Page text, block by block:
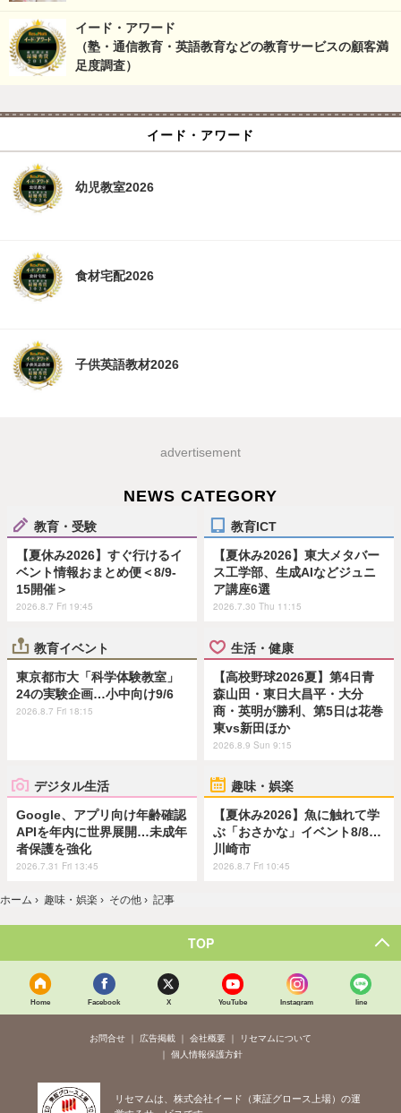
イード・アワード
（塾・通信教育・英語教育などの教育サービスの顧客満
足度調査）
イード・アワード
幼児教室2026
食材宅配2026
子供英語教材2026
advertisement
NEWS CATEGORY
教育・受験
【夏休み2026】すぐ行けるイ
ベント情報おまとめ便＜8/9-
15開催＞
2026.8.7 Fri 19:45
教育ICT
【夏休み2026】東大メタバー
ス工学部、生成AIなどジュニ
ア講座6選
2026.7.30 Thu 11:15
教育イベント
東京都市大「科学体験教室」
24の実験企画…小中向け9/6
2026.8.7 Fri 18:15
生活・健康
【高校野球2026夏】第4日青
森山田・東日大昌平・大分
商・英明が勝利、第5日は花巻
東vs新田ほか
2026.8.9 Sun 9:15
デジタル生活
Google、アプリ向け年齢確認
APIを年内に世界展開…未成年
者保護を強化
2026.7.31 Fri 13:45
趣味・娯楽
【夏休み2026】魚に触れて学
ぶ「おさかな」イベント8/8…
川崎市
2026.8.7 Fri 10:45
ホーム › 趣味・娯楽 › その他 › 記事
TOP
Home Facebook X YouTube Instagram line
お問合せ 広告掲載 会社概要
リセマムについて
個人情報保護方針
リセマムは、株式会社イード（東証グロース上場）の運